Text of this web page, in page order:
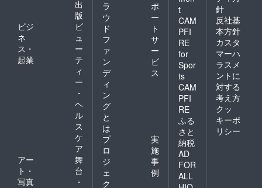
出
版
ビジ
ネ
ス・
起業
ビ
ュ
ー
テ
ィ
ー
・
ヘ
ル
ス
ケ
ア
アー
ト・
写真
舞
台
・
ラ
ウ
ド
フ
ァ
ン
デ
ィ
ン
グ
と
は
ポ
ー
ト
サ
ー
ビ
ス
プ
ロ
ジ
ェ
ク
実
施
事
例
t
CAM
PFI
RE
for
Spor
ts
CAM
PFI
RE
ふる
さと
納税
AD
FOR
ALL
針
反社基
本方針
カスタ
マーハ
ラスメ
ントに
対する
考え方
クッ
キーポ
リシー